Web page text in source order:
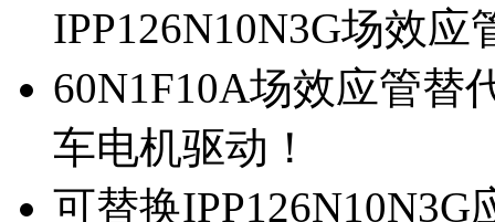
IPP126N10N3G场效应
60N1F10A场效应管替
车电机驱动！
可替换